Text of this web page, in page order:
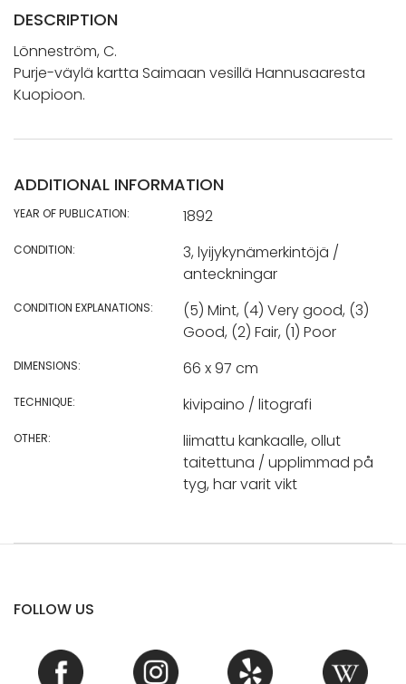
DESCRIPTION
Lönneström, C.
Purje-väylä kartta Saimaan vesillä Hannusaaresta
Kuopioon.
ADDITIONAL INFORMATION
YEAR OF PUBLICATION: 1892
CONDITION:
3, lyijykynämerkintöjä /
anteckningar
CONDITION EXPLANATIONS:
(5) Mint, (4) Very good, (3)
Good, (2) Fair, (1) Poor
DIMENSIONS: 66 x 97 cm
TECHNIQUE: kivipaino / litografi
OTHER:
liimattu kankaalle, ollut
taitettuna / upplimmad på
tyg, har varit vikt
FOLLOW US